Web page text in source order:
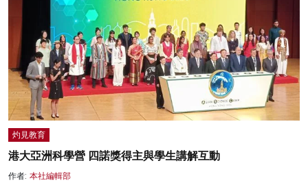
灼見教育
港大亞洲科學營 四諾獎得主與學生講解互動
作者: 本社編輯部